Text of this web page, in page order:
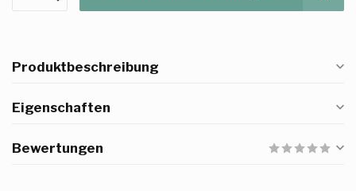
Produktbeschreibung
Eigenschaften
Bewertungen